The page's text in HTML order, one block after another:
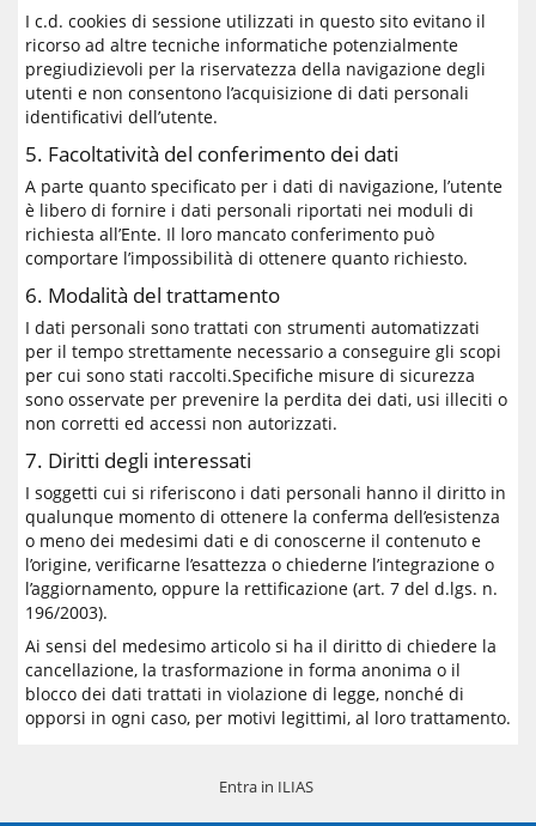
I c.d. cookies di sessione utilizzati in questo sito evitano il
ricorso ad altre tecniche informatiche potenzialmente
pregiudizievoli per la riservatezza della navigazione degli
utenti e non consentono l’acquisizione di dati personali
identificativi dell’utente.
5. Facoltatività del conferimento dei dati
A parte quanto specificato per i dati di navigazione, l’utente
è libero di fornire i dati personali riportati nei moduli di
richiesta all’Ente. Il loro mancato conferimento può
comportare l’impossibilità di ottenere quanto richiesto.
6. Modalità del trattamento
I dati personali sono trattati con strumenti automatizzati
per il tempo strettamente necessario a conseguire gli scopi
per cui sono stati raccolti.Specifiche misure di sicurezza
sono osservate per prevenire la perdita dei dati, usi illeciti o
non corretti ed accessi non autorizzati.
7. Diritti degli interessati
I soggetti cui si riferiscono i dati personali hanno il diritto in
qualunque momento di ottenere la conferma dell’esistenza
o meno dei medesimi dati e di conoscerne il contenuto e
l’origine, verificarne l’esattezza o chiederne l’integrazione o
l’aggiornamento, oppure la rettificazione (art. 7 del d.lgs. n.
196/2003).
Ai sensi del medesimo articolo si ha il diritto di chiedere la
cancellazione, la trasformazione in forma anonima o il
blocco dei dati trattati in violazione di legge, nonché di
opporsi in ogni caso, per motivi legittimi, al loro trattamento.
Entra in ILIAS